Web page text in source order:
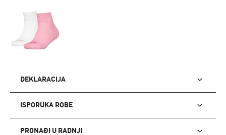
DEKLARACIJA
ISPORUKA ROBE
PRONAĐI U RADNJI